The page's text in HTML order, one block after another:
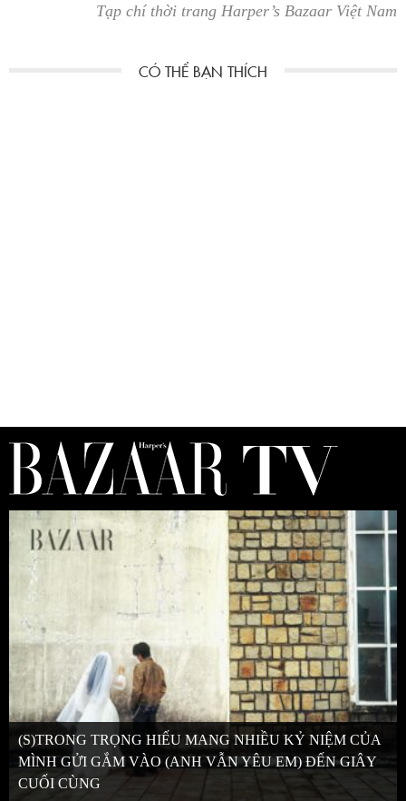
Tạp chí thời trang Harper’s Bazaar Việt Nam
(S)TRONG TRỌNG HIẾU MANG NHIỀU KỶ NIỆM CỦA
MÌNH GỬI GẮM VÀO (ANH VẪN YÊU EM) ĐẾN GIÂY
CUỐI CÙNG